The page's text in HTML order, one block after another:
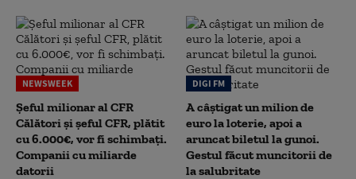
NEWSWEEK
Șeful milionar al CFR
Călători și șeful CFR, plătit
cu 6.000€, vor fi schimbați.
Companii cu miliarde
datorii
DIGI FM
A câștigat un milion de
euro la loterie, apoi a
aruncat biletul la gunoi.
Gestul făcut muncitorii de
la salubritate